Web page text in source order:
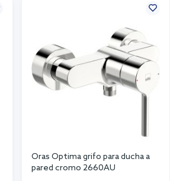
Oras Optima grifo para ducha a
pared cromo 2660AU